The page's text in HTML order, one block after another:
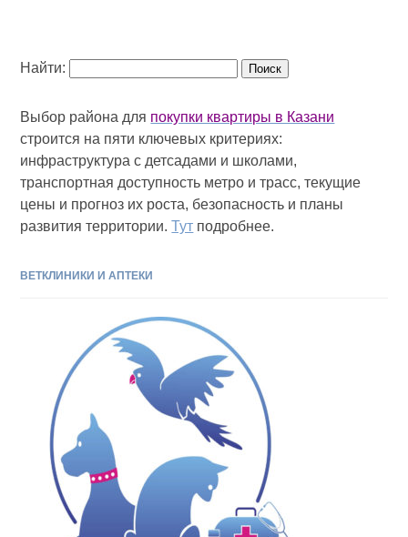
Найти:
Выбор района для покупки квартиры в Казани
строится на пяти ключевых критериях:
инфраструктура с детсадами и школами,
транспортная доступность метро и трасс, текущие
цены и прогноз их роста, безопасность и планы
развития территории.Тут подробнее.
ВЕТКЛИНИКИ И АПТЕКИ